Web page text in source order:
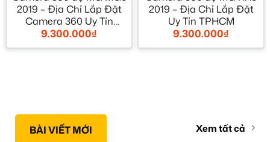
2019 – Địa Chỉ Lắp Đặt
Camera 360 Uy Tín
TPHCM
9.300.000₫
2019 – Địa Chỉ Lắp Đặt
Uy Tín TPHCM
9.300.000₫
BÀI VIẾT MỚI Xem tất cả